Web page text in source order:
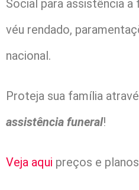
Social para assistência
véu rendado,
nacional.
Proteja sua família
assistência funeral!
Veja aqui preços e